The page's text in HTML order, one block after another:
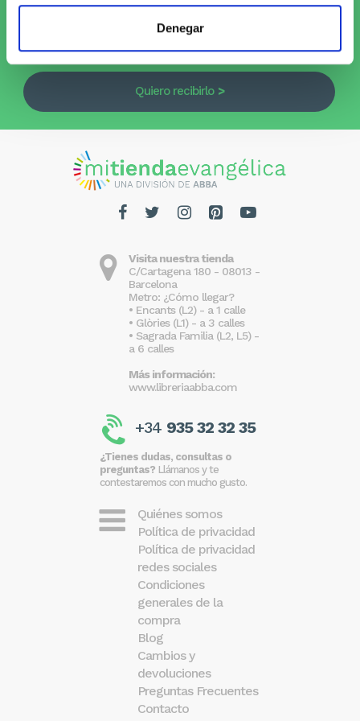
Denegar
Suscríbete al Newsletter y¡entérate
de las novedades!
Quiero recibirlo
Visita nuestra tienda
C/Cartagena 180 - 08013 -
Barcelona
Metro: ¿Cómo llegar?
• Encants (L2) - a 1 calle
• Glòries (L1) - a 3 calles
• Sagrada Familia (L2, L5) -
a 6 calles
Más información:
www.libreriaabba.com
+34 935 32 32 35
¿Tienes dudas, consultas o
preguntas? Llámanos y te
contestaremos con mucho gusto.
Quiénes somos
Política de privacidad
Política de privacidad
redes sociales
Condiciones
generales de la
compra
Blog
Cambios y
devoluciones
Preguntas Frecuentes
Contacto